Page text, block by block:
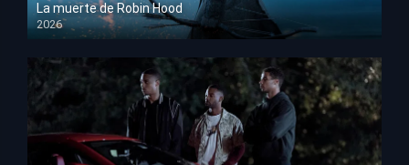
La muerte de Robin Hood
2026
HD 1080p